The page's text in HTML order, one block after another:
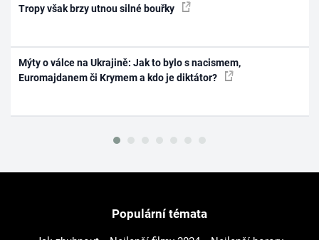
Tropy však brzy utnou silné bouřky
Mýty o válce na Ukrajině: Jak to bylo s nacismem,
Euromajdanem či Krymem a kdo je diktátor?
Populární témata